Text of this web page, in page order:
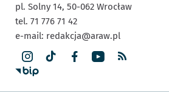
pl. Solny 14, 50-062 Wrocław
tel. 71 776 71 42
e-mail: redakcja@araw.pl